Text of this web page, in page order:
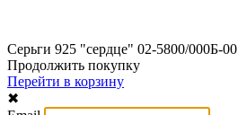
Серьги 925 "сердце" 02-5800/000Б-00
Продолжить покупку
Перейти в корзину
✖